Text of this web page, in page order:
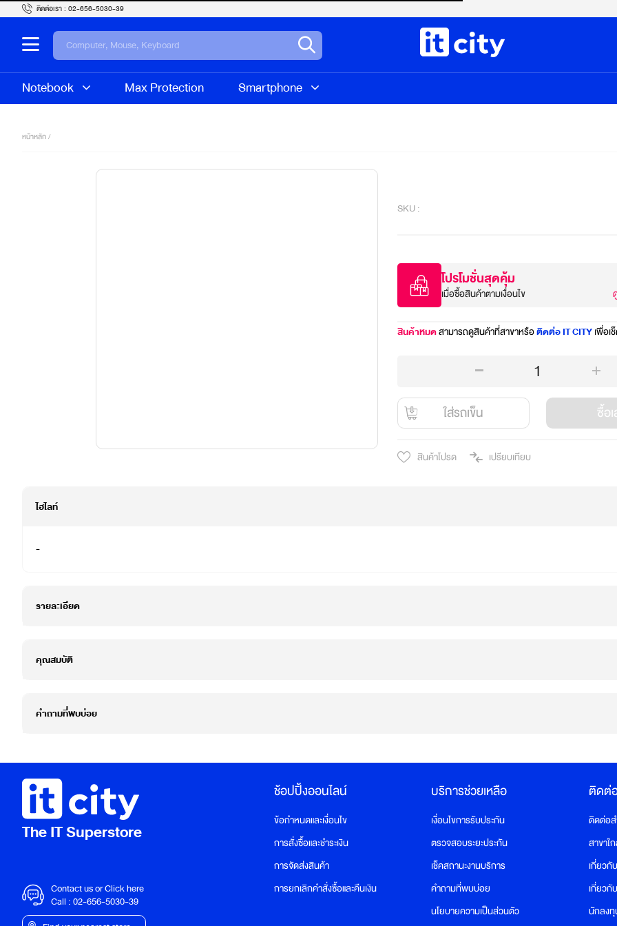
ติดต่อเรา : 02-656-5030-39
Notebook Max Protection Smartphone
หน้าหลัก /
SKU :
โปรโมชั่นสุดคุ้ม
เมื่อซื้อสินค้าตามเงื่อนไข
สินค้าหมดสามารถดูสินค้าที่สาขาหรือติดต่อ IT CITYเพื่อเ
1
ใส่รถเข็น ซื้อ
สินค้าโปรด เปรียบเทียบ
ไฮไลท์
-
รายละเอียด
คุณสมบัติ
คำถามที่พบบ่อย
The IT Superstore
Contact us or Click here
Call :02-656-5030-39
ช้อปปิ้งออนไลน์
ข้อกำหนดและเงื่อนไข
การสั่งซื้อและชำระเงิน
การจัดส่งสินค้า
การยกเลิกคำสั่งซื้อและคืนเงิน
บริการช่วยเหลือ
เงื่อนไขการรับประกัน
ตรวจสอบระยะประกัน
เช็คสถานะงานบริการ
คำถามที่พบบ่อย
นโยบายความเป็นส่วนตัว
ติดต่
ติดต่อ
สาขา
เกี่ยวกั
เกี่ยว
นักลง